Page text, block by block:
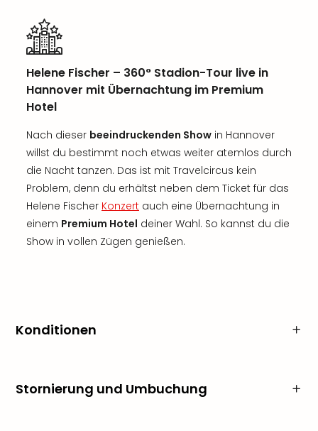
Helene Fischer – 360° Stadion-Tour live in
Hannover mit Übernachtung im Premium
Hotel
Nach dieser beeindruckenden Show in Hannover
willst du bestimmt noch etwas weiter atemlos durch
die Nacht tanzen. Das ist mit Travelcircus kein
Problem, denn du erhältst neben dem Ticket für das
Helene Fischer Konzert auch eine Übernachtung in
einem Premium Hotel deiner Wahl. So kannst du die
Show in vollen Zügen genießen.
Konditionen
Stornierung und Umbuchung